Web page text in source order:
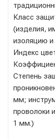
Класс
(изделия,
изоляцию и
Индекс
Степень
мм;
проволоки
1 мм.)